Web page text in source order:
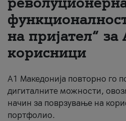
За нас
#ПодобарОнлајн
на пријател“
корисници
А1 Македонија повторно го
дигиталните можности,
начин за поврзување на
портфолио.